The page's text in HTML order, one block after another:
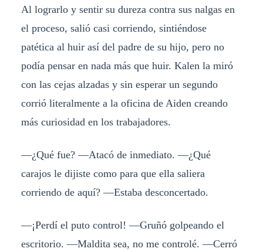
Al lograrlo y sentir su dureza contra sus nalgas en
el proceso, salió casi corriendo, sintiéndose
patética al huir así del padre de su hijo, pero no
podía pensar en nada más que huir. Kalen la miró
con las cejas alzadas y sin esperar un segundo
corrió literalmente a la oficina de Aiden creando
más curiosidad en los trabajadores.
―¿Qué fue? ―Atacó de inmediato. ―¿Qué
carajos le dijiste como para que ella saliera
corriendo de aquí? ―Estaba desconcertado.
―¡Perdí el puto control! ―Gruñó golpeando el
escritorio. ―Maldita sea, no me controlé. ―Cerró